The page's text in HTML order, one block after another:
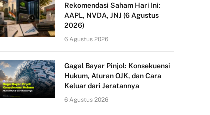
Rekomendasi Saham Hari Ini:
AAPL, NVDA, JNJ (6 Agustus
2026)
6 Agustus 2026
Gagal Bayar Pinjol: Konsekuensi
Hukum, Aturan OJK, dan Cara
Keluar dari Jeratannya
6 Agustus 2026